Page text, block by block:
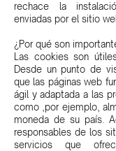
rechace la
enviadas por el sitio
¿Por qué son
Las cookies son
Desde un punto de
que las páginas web
ágil y adaptada a las
como ,por ejemplo,
moneda de su país.
responsables de los
servicios que